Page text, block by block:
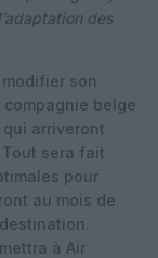
des
son
belge
qui arriveront
Tout sera fait
pour
au mois de
à Air